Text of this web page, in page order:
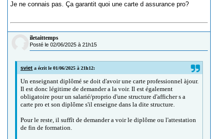
Je ne connais pas. Ça garantit quoi une carte d assurance pro?
iletaittemps
Posté le 02/06/2025 à 21h15
sviet a écrit le 01/06/2025 à 21h12:
Un enseignant diplômé se doit d'avoir une carte professionnel àjour.
Il est donc légitime de demander a la voir. Il est également
obligatoire pour un salarié/proprio d'une structure d'afficher s a
carte pro et son diplôme s'il enseigne dans la dite structure.
Pour le reste, il suffît de demander a voir le diplôme ou l'attestation
de fin de formation.